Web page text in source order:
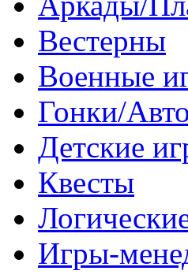
Вестерны
Военные
Гонки/
Детские
Квесты
Игры-